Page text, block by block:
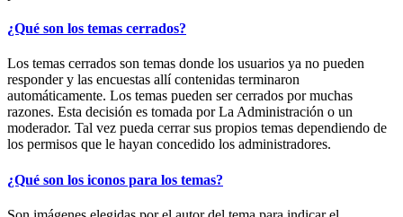
¿Qué son los temas cerrados?
Los temas cerrados son temas donde los usuarios ya no pueden
responder y las encuestas allí contenidas terminaron
automáticamente. Los temas pueden ser cerrados por muchas
razones. Esta decisión es tomada por La Administración o un
moderador. Tal vez pueda cerrar sus propios temas dependiendo de
los permisos que le hayan concedido los administradores.
¿Qué son los iconos para los temas?